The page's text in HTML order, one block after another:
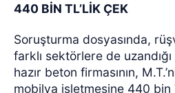
440 BİN TL’LİK ÇEK
Soruşturma dosyasında,
farklı sektörlere de
hazır beton firmasının,
mobilya işletmesine 440 bin